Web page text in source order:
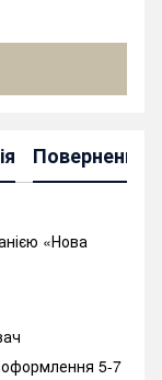
Повернення
«Нова
5-7